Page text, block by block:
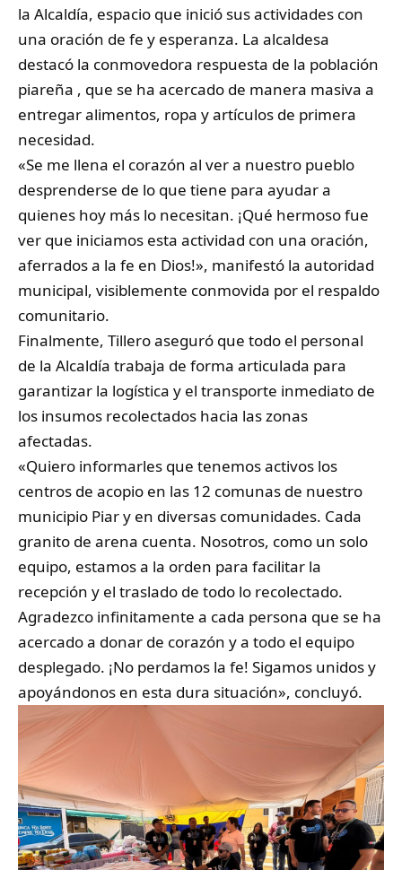
la Alcaldía, espacio que inició sus actividades con
una oración de fe y esperanza. La alcaldesa
destacó la conmovedora respuesta de la población
piareña , que se ha acercado de manera masiva a
entregar alimentos, ropa y artículos de primera
necesidad.
«Se me llena el corazón al ver a nuestro pueblo
desprenderse de lo que tiene para ayudar a
quienes hoy más lo necesitan. ¡Qué hermoso fue
ver que iniciamos esta actividad con una oración,
aferrados a la fe en Dios!», manifestó la autoridad
municipal, visiblemente conmovida por el respaldo
comunitario.
Finalmente, Tillero aseguró que todo el personal
de la Alcaldía trabaja de forma articulada para
garantizar la logística y el transporte inmediato de
los insumos recolectados hacia las zonas
afectadas.
«Quiero informarles que tenemos activos los
centros de acopio en las 12 comunas de nuestro
municipio Piar y en diversas comunidades. Cada
granito de arena cuenta. Nosotros, como un solo
equipo, estamos a la orden para facilitar la
recepción y el traslado de todo lo recolectado.
Agradezco infinitamente a cada persona que se ha
acercado a donar de corazón y a todo el equipo
desplegado. ¡No perdamos la fe! Sigamos unidos y
apoyándonos en esta dura situación», concluyó.